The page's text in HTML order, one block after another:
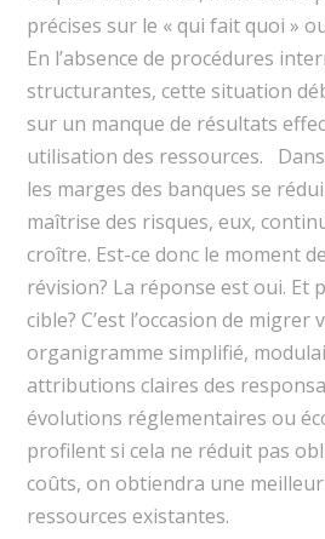
précises sur le « qui fait quoi »
En l’absence de procédures
structurantes, cette situation
sur un manque de résultats
utilisation des ressources.
les marges des banques se
maîtrise des risques, eux,
croître. Est-ce donc le moment
révision? La réponse est oui. Et
cible? C’est l’occasion de migrer
organigramme simplifié,
attributions claires des
évolutions réglementaires ou
profilent si cela ne réduit pas
coûts, on obtiendra une
ressources existantes.